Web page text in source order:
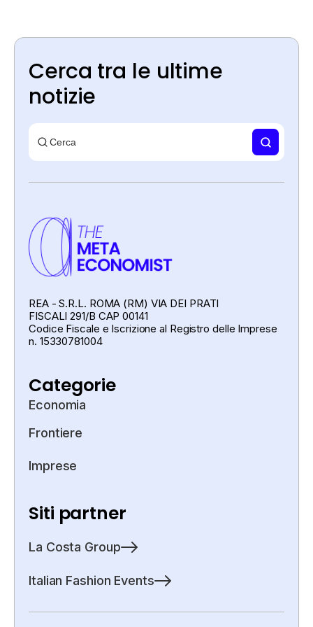
Cerca tra le ultime
notizie
REA - S.R.L. ROMA (RM) VIA DEI PRATI
FISCALI 291/B CAP 00141
Codice Fiscale e Iscrizione al Registro delle Imprese
n. 15330781004
Categorie
Economia
Frontiere
Imprese
Siti partner
La Costa Group
Italian Fashion Events